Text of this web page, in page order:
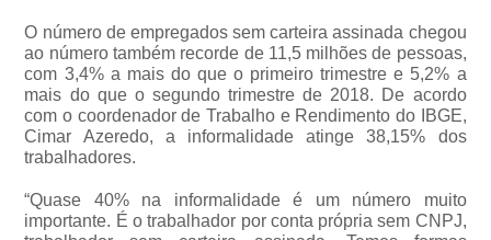
O número de empregados sem carteira assinada chegou
ao número também recorde de 11,5 milhões de pessoas,
com 3,4% a mais do que o primeiro trimestre e 5,2% a
mais do que o segundo trimestre de 2018. De acordo
com o coordenador de Trabalho e Rendimento do IBGE,
Cimar Azeredo, a informalidade atinge 38,15% dos
trabalhadores.
“Quase 40% na informalidade é um número muito
importante. É o trabalhador por conta própria sem CNPJ,